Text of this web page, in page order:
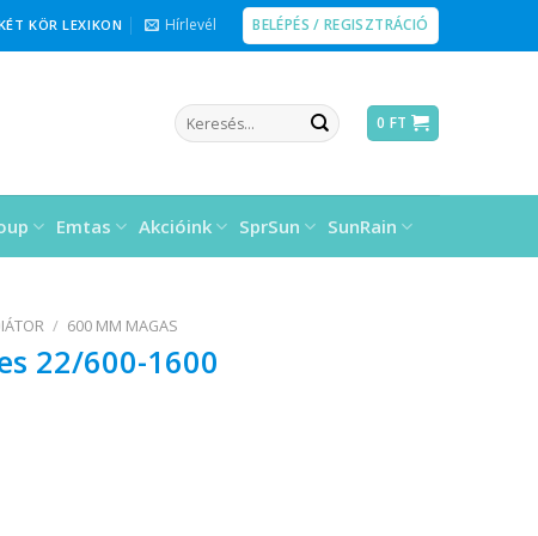
KÖR LEXIKON Hírlevél BELÉPÉS / REGISZTRÁCIÓ
Keresés
a
0 FT
Emtas Akcióink SprSun SunRain
/ 600 MM MAGAS
22/600-1600